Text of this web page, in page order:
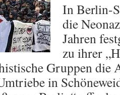
In Berlin-
die
Jahren
zu ihrer
Gruppen die
in